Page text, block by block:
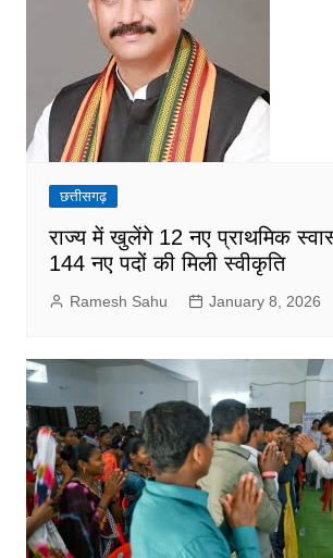
छत्तीसगढ़
राज्य में खुलेंगे 12 नए प्राथमिक
144 नए पदों की मिली स्वीकृति
Ramesh Sahu January 8, 2026